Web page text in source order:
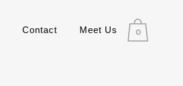
0
Contact Meet Us